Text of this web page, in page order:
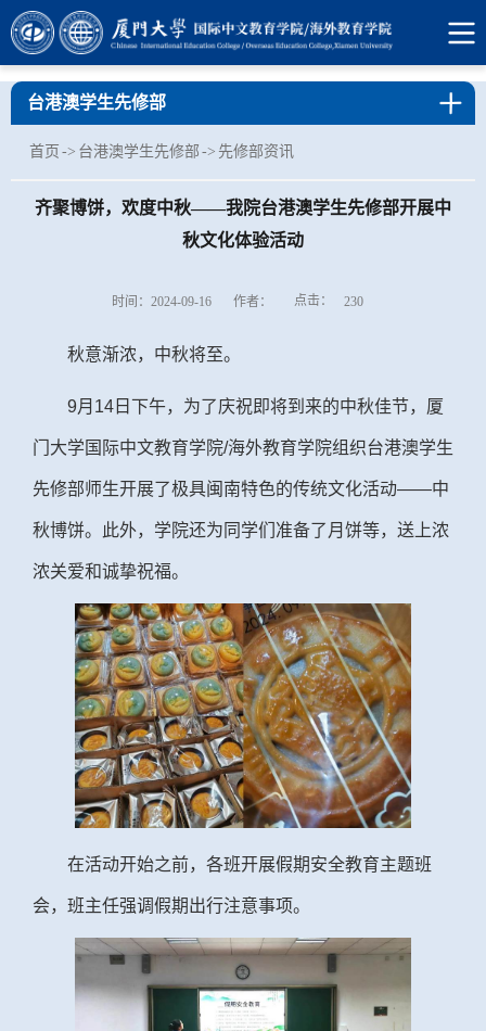
台港澳学生先修部
首页 -> 台港澳学生先修部 -> 先修部资讯
齐聚博饼，欢度中秋——我院台港澳学生先修部开展中
秋文化体验活动
时间：2024-09-16 作者： 点击： 230
秋意渐浓，中秋将至。
9月 14 日下午，为了庆祝即将到来的中秋佳节，厦
门大学国际中文教育学院/海外教育学院组织台港澳学生
先修部师生开展了极具闽南特色的传统文化活动——中
秋博饼。此外，学院还为同学们准备了月饼等，送上浓
浓关爱和诚挚祝福。
在活动开始之前，各班开展假期安全教育主题班
会，班主任强调假期出行注意事项。